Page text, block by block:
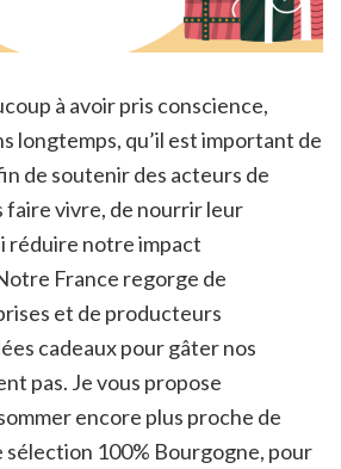
à avoir pris conscience,
longtemps, qu’il est important de
de soutenir des acteurs de
faire vivre, de nourrir leur
réduire notre impact
France regorge de
et de producteurs
cadeaux pour gâter nos
pas. Je vous propose
encore plus proche de
sélection 100% Bourgogne, pour